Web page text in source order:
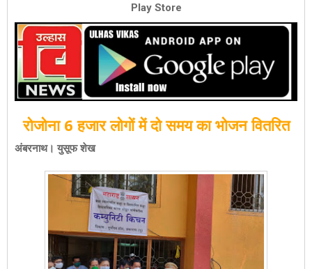
Play Store
रोजोना 6 हजार लोगों में दो समय का भोजन वितरित
अंबरनाथ। युसूफ शेख